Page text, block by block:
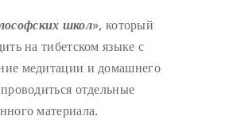
школ», который
на тибетском языке с
медитации и домашнего
отдельные
материала.